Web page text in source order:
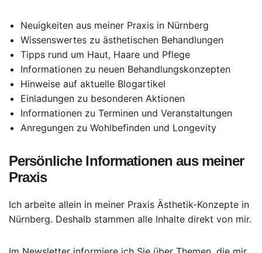
Neuigkeiten aus meiner Praxis in Nürnberg
Wissenswertes zu ästhetischen Behandlungen
Tipps rund um Haut, Haare und Pflege
Informationen zu neuen Behandlungskonzepten
Hinweise auf aktuelle Blogartikel
Einladungen zu besonderen Aktionen
Informationen zu Terminen und Veranstaltungen
Anregungen zu Wohlbefinden und Longevity
Persönliche Informationen aus meiner
Praxis
Ich arbeite allein in meiner Praxis Ästhetik-Konzepte in
Nürnberg. Deshalb stammen alle Inhalte direkt von mir.